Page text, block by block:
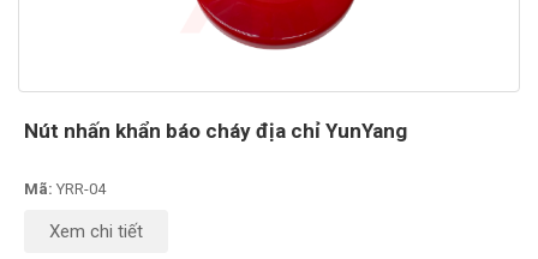
Nút nhấn khẩn báo cháy địa chỉ YunYang
Mã: YRR-04
Xem chi tiết